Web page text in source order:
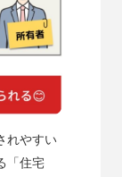
れやすい
「住宅